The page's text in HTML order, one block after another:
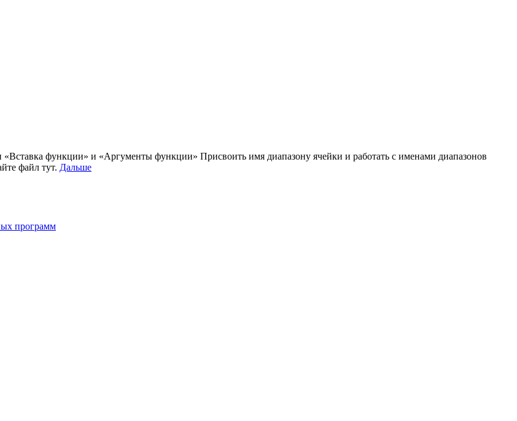
функции» и «Аргументы функции» Присвоить имя диапазону ячейки и работать с именами диапазонов
файл тут. Дальше
программ